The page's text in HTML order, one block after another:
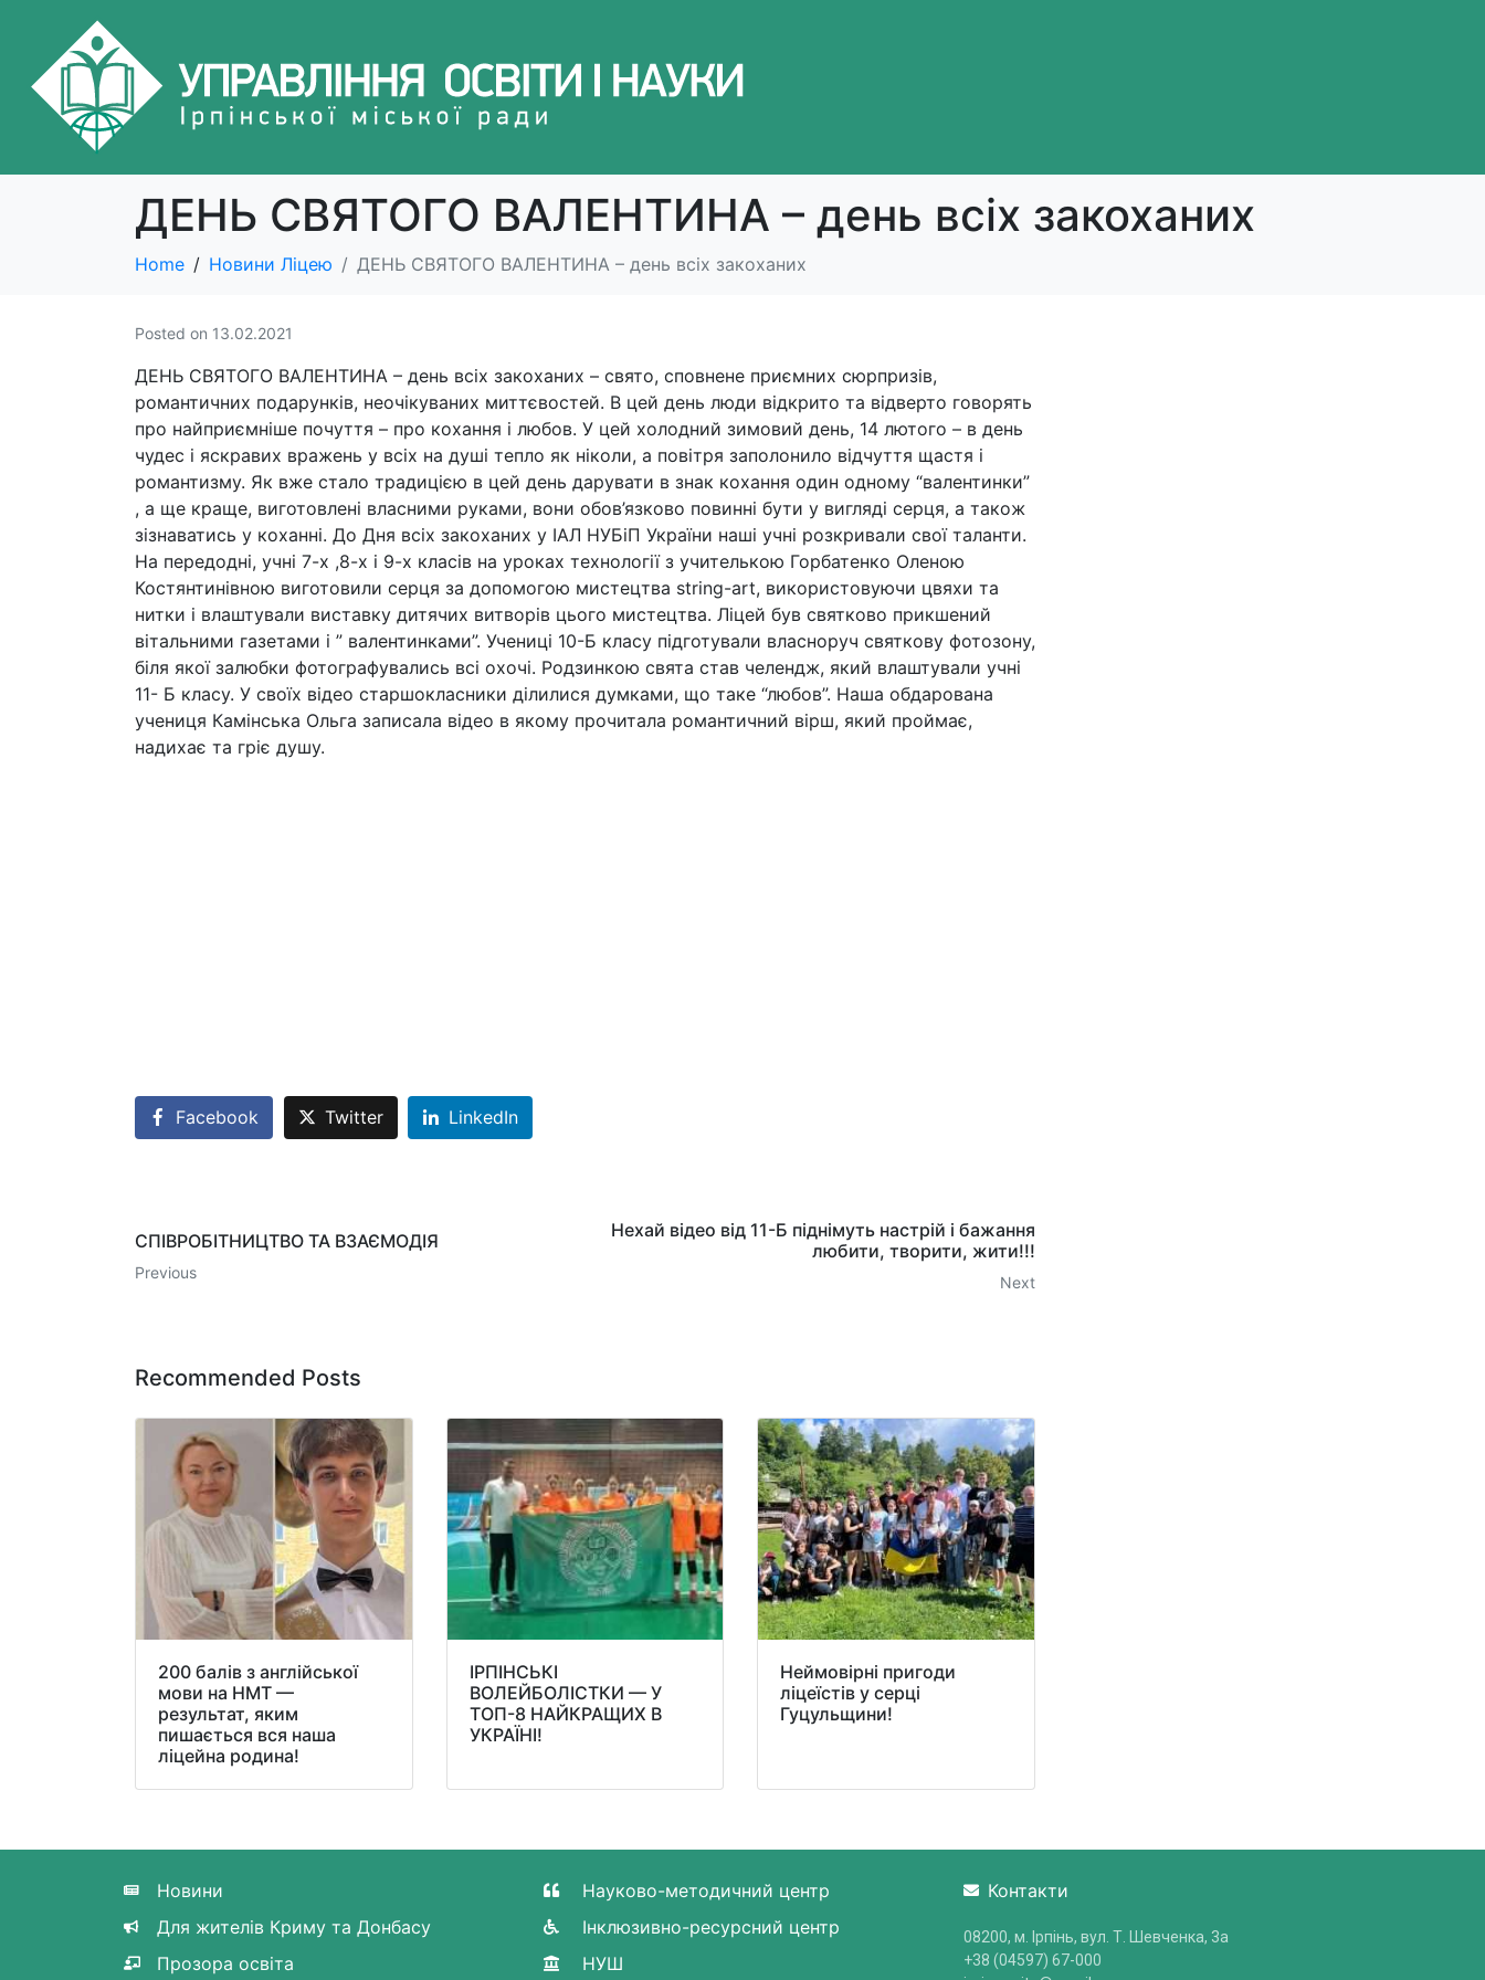
ДЕНЬ СВЯТОГО ВАЛЕНТИНА – день всіх закоханих
Home Новини Ліцею ДЕНЬ СВЯТОГО ВАЛЕНТИНА – день всіх закоханих
Posted on 13.02.2021
ДЕНЬ СВЯТОГО ВАЛЕНТИНА – день всіх закоханих – свято, сповнене приємних сюрпризів,
романтичних подарунків, неочікуваних миттєвостей. В цей день люди відкрито та відверто говорять
про найприємніше почуття – про кохання і любов. У цей холодний зимовий день, 14 лютого – в день
чудес і яскравих вражень у всіх на душі тепло як ніколи, а повітря заполонило відчуття щастя і
романтизму. Як вже стало традицією в цей день дарувати в знак кохання один одному “валентинки”
, а ще краще, виготовлені власними руками, вони обов’язково повинні бути у вигляді серця, а також
зізнаватись у коханні. До Дня всіх закоханих у ІАЛ НУБіП України наші учні розкривали свої таланти.
На передодні, учні 7-х ,8-х і 9-х класів на уроках технології з учителькою Горбатенко Оленою
Костянтинівною виготовили серця за допомогою мистецтва string-art, використовуючи цвяхи та
нитки і влаштували виставку дитячих витворів цього мистецтва. Ліцей був святково прикшений
вітальними газетами і ” валентинками”. Учениці 10-Б класу підготували власноруч святкову фотозону,
біля якої залюбки фотографувались всі охочі. Родзинкою свята став челендж, який влаштували учні
11- Б класу. У своїх відео старшокласники ділилися думками, що таке “любов”. Наша обдарована
учениця Камінська Ольга записала відео в якому прочитала романтичний вірш, який проймає,
надихає та гріє душу.
Facebook Twitter LinkedIn
СПІВРОБІТНИЦТВО ТА ВЗАЄМОДІЯ
Previous
Нехай відео від 11-Б піднімуть настрій і бажання
любити, творити, жити!!!
Next
Recommended Posts
200 балів з англійської
мови на НМТ —
результат, яким
пишається вся наша
ліцейна родина!
ІРПІНСЬКІ
ВОЛЕЙБОЛІСТКИ — У
ТОП-8 НАЙКРАЩИХ В
УКРАЇНІ!
Неймовірні пригоди
ліцеїстів у серці
Гуцульщини!
Новини
Для жителів Криму та Донбасу
Прозора освіта
Науково-методичний центр
Інклюзивно-ресурсний центр
НУШ
Контакти
08200, м. Ірпінь, вул. Т. Шевченка, 3a
+38 (04597) 67-000